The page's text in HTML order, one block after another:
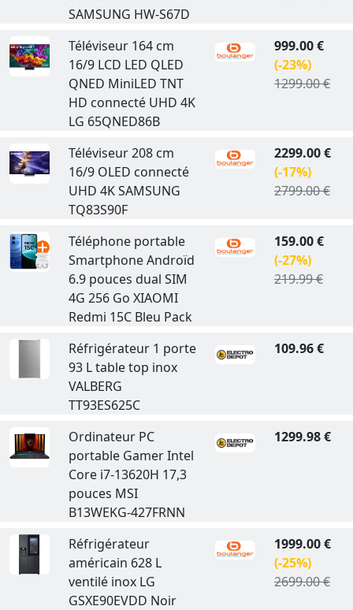
SAMSUNG HW-S67D
Téléviseur 164 cm
16/9 LCD LED QLED
QNED MiniLED TNT
HD connecté UHD 4K
LG 65QNED86B
999.00 €
(-23%)
1299.00 €
Téléviseur 208 cm
16/9 OLED connecté
UHD 4K SAMSUNG
TQ83S90F
2299.00 €
(-17%)
2799.00 €
Téléphone portable
Smartphone Androïd
6.9 pouces dual SIM
4G 256 Go XIAOMI
Redmi 15C Bleu Pack
159.00 €
(-27%)
219.99 €
Réfrigérateur 1 porte
93 L table top inox
VALBERG
TT93ES625C
109.96 €
Ordinateur PC
portable Gamer Intel
Core i7-13620H 17,3
pouces MSI
B13WEKG-427FRNN
1299.98 €
Réfrigérateur
américain 628 L
ventilé inox LG
GSXE90EVDD Noir
1999.00 €
(-25%)
2699.00 €